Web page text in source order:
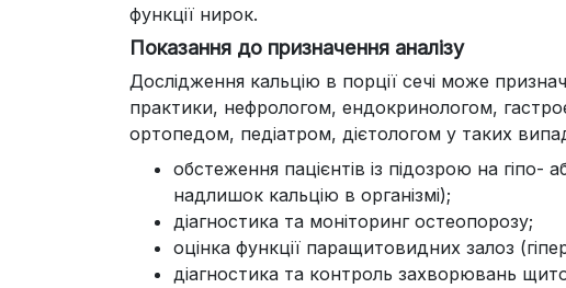
функції нирок.
Показання до призначення аналізу
Дослідження кальцію в порції сечі може
практики, нефрологом, ендокринологом,
ортопедом, педіатром, дієтологом у таких
обстеження пацієнтів із підозрою на гіпо-
надлишок кальцію в організмі);
діагностика та моніторинг остеопорозу;
оцінка функції паращитовидних залоз
діагностика та контроль захворювань